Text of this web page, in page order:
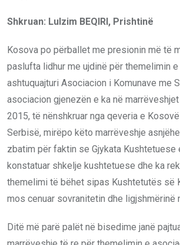
Shkruan: Lulzim BEQIRI, Prishtinë
Kosova po përballet me presionin më të
paslufta lidhur me ujdinë për themelimin e
ashtuquajturi Asociacion i Komunave me
asociacion gjenezën e ka në
2015, të nënshkruar nga qeveria e
Serbisë, mirëpo këto marrëveshje
zbatim për faktin se Gjykata Kushtetuese
konstatuar shkelje kushtetuese dhe ka
themelimi të bëhet sipas Kushtetutës së
mos cenuar sovranitetin dhe ligjshmërinë
Ditë më parë palët në bisedime janë